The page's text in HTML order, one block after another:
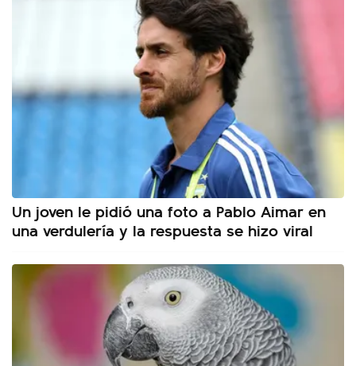
Un joven le pidió una foto a Pablo Aimar en
una verdulería y la respuesta se hizo viral